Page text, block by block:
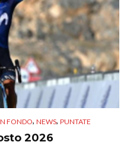
FONDO, NEWS, PUNTATE
2026